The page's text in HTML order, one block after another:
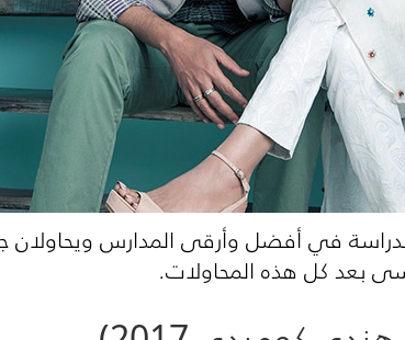
في أفضل وأرقى المدارس ويحاولان
بعد كل هذه المحاولات.